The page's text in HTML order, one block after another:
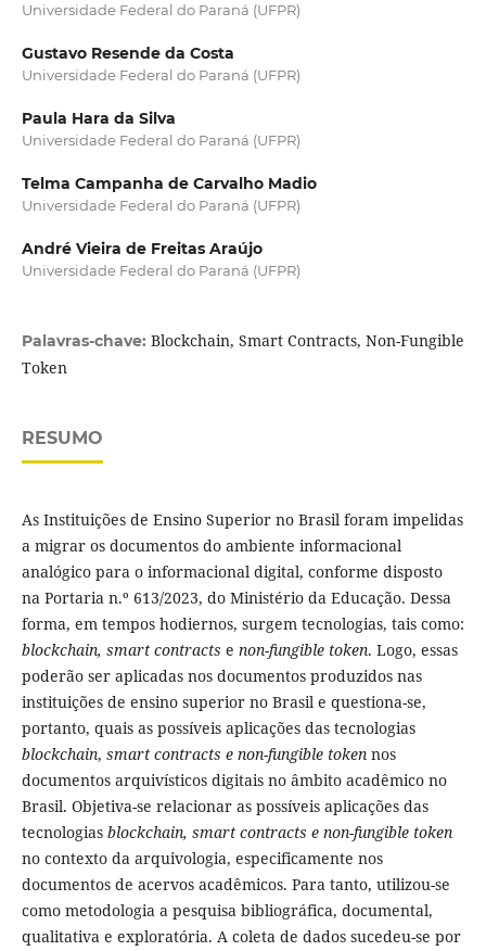
Universidade Federal do Paraná (UFPR)
Gustavo Resende da Costa
Universidade Federal do Paraná (UFPR)
Paula Hara da Silva
Universidade Federal do Paraná (UFPR)
Telma Campanha de Carvalho Madio
Universidade Federal do Paraná (UFPR)
André Vieira de Freitas Araújo
Universidade Federal do Paraná (UFPR)
Palavras-chave: Blockchain, Smart Contracts, Non-Fungible
Token
RESUMO
As Instituições de Ensino Superior no Brasil foram impelidas
a migrar os documentos do ambiente informacional
analógico para o informacional digital, conforme disposto
na Portaria n.º 613/2023, do Ministério da Educação. Dessa
forma, em tempos hodiernos, surgem tecnologias, tais como:
blockchain, smart contracts e non-fungible token. Logo, essas
poderão ser aplicadas nos documentos produzidos nas
instituições de ensino superior no Brasil e questiona-se,
portanto, quais as possíveis aplicações das tecnologias
blockchain, smart contracts e non-fungible tokennos
documentos arquivísticos digitais no âmbito acadêmico no
Brasil. Objetiva-se relacionar as possíveis aplicações das
tecnologias blockchain, smart contracts e non-fungible token
no contexto da arquivologia, especificamente nos
documentos de acervos acadêmicos. Para tanto, utilizou-se
como metodologia a pesquisa bibliográfica, documental,
qualitativa e exploratória. A coleta de dados sucedeu-se por